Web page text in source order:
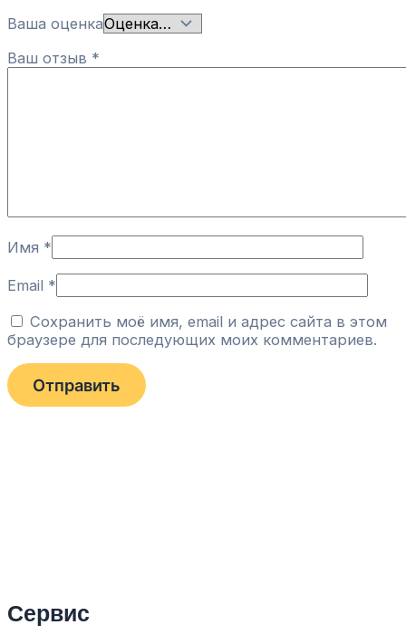
Ваша оценка
Ваш отзыв *
Имя *
Email *
Сохранить моё имя, email и адрес сайта в этом
браузере для последующих моих комментариев.
Сервис